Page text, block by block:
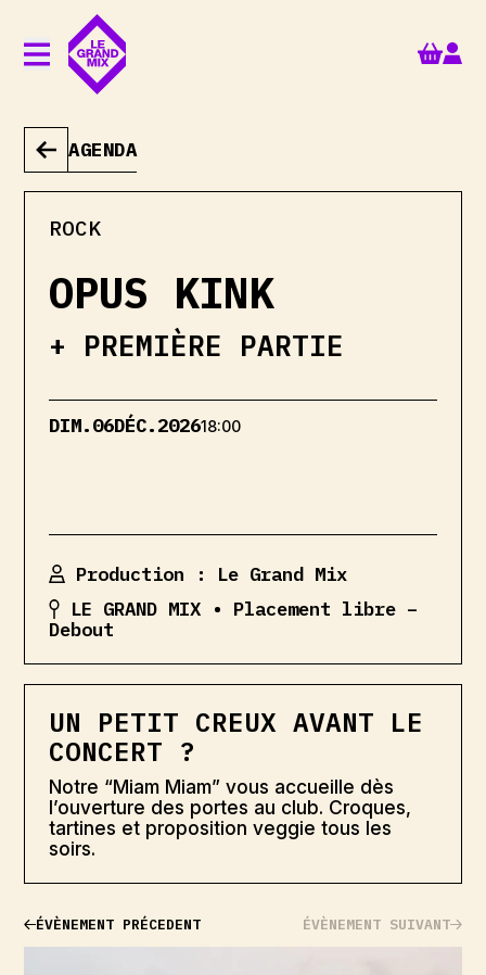
Aller au contenu principal
AGENDA
ROCK
OPUS KINK
+ PREMIÈRE PARTIE
DIM.06DÉC.202618:00
Production : Le Grand Mix
LE GRAND MIX • Placement libre –
Debout
UN PETIT CREUX AVANT LE
CONCERT ?
Notre “Miam Miam” vous accueille dès
l’ouverture des portes au club. Croques,
tartines et proposition veggie tous les
soirs.
ÉVÈNEMENT PRÉCEDENT ÉVÈNEMENT SUIVANT